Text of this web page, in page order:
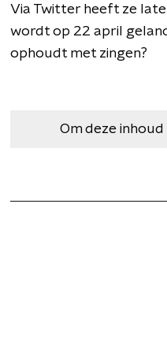
Via Twitter heeft ze
wordt op 22 april
ophoudt met zingen?
Om deze